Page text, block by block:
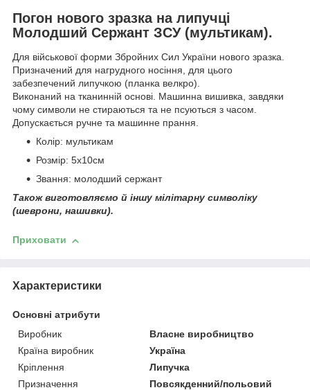
Погон нового зразка на липучці
Молодший Сержант ЗСУ (мультикам).
Для військової форми Збройних Сил України нового зразка.
Призначений для нагрудного носіння, для цього
забезпечений липучкою (планка велкро).
Виконаний на тканинній основі. Машинна вишивка, завдяки
чому символи не стираються та не псуються з часом.
Допускається ручне та машинне прання.
Колір: мультикам
Розмір: 5х10см
Звання: молодший сержант
Також виготовляємо й іншу мілітарну символіку
(шеврони, нашивки).
Приховати
Характеристики
Основні атрибути
Виробник
Власне виробництво
Країна виробник
Україна
Кріплення
Липучка
Призначення
Повсякденний/польовий